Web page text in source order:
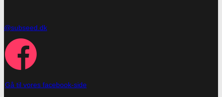
@subseed.dk
Gå til vores facebook-side